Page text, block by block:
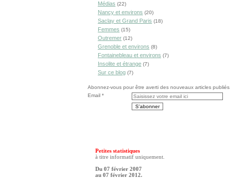
Médias (22)
Nancy et environs (20)
Saclay et Grand Paris (18)
Femmes (15)
Outremer (12)
Grenoble et environs (8)
Fontainebleau et environs (7)
Insolite et étrange (7)
Sur ce blog (7)
Abonnez-vous pour être averti des nouveaux articles publiés.
Email
Petites statistiques
à titre informatif uniquement.
Du 07 février 2007
au 07 février 2012.